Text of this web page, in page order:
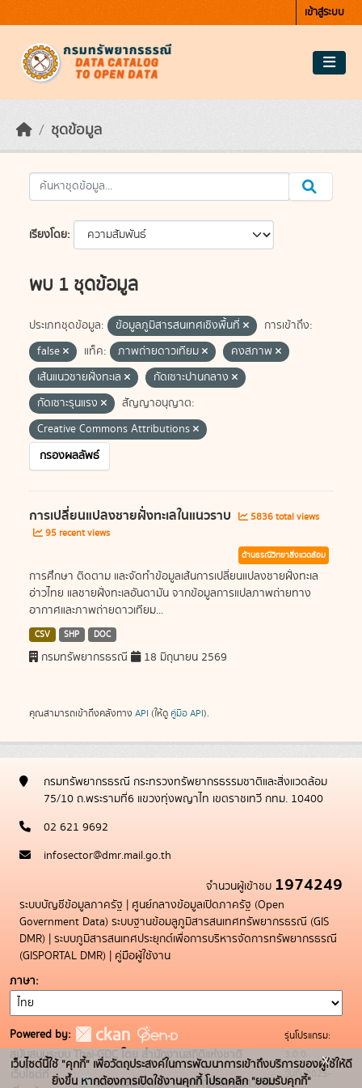
เข้าสู่ระบบ
ชุดข้อมูล
เรียงโดย
พบ 1 ชุดข้อมูล
ประเภทชุดข้อมูล: ข้อมูลภูมิสารสนเทศเชิงพื้นที่
การเข้าถึง:
false
แท็ค: ภาพถ่ายดาวเทียม
คงสภาพ
เส้นแนวชายฝั่งทะเล
กัดเซาะปานกลาง
กัดเซาะรุนแรง
สัญญาอนุญาต:
Creative Commons Attributions
กรองผลลัพธ์
การเปลี่ยนแปลงชายฝั่งทะเลในแนวราบ
5836 total views
95 recent views
ด้านธรณีวิทยาสิ่งแวดล้อม
การศึกษา ติดตาม และจัดทำข้อมูลเส้นการเปลี่ยนแปลงชายฝั่งทะเล
อ่าวไทย แลชายฝั่งทะเลอันดามัน จากข้อมูลการแปลภาพถ่ายทาง
อากาศและภาพถ่ายดาวเทียม...
CSV SHP DOC
กรมทรัพยากรธรณี 18 มิถุนายน 2569
คุณสามารถเข้าถึงคลังทาง API (ให้ดู คู่มือ API).
กรมทรัพยากรธรณี กระทรวงทรัพยากรธรรมชาติและสิ่งแวดล้อม
75/10 ถ.พระรามที่6 แขวงทุ่งพญาไท เขตราชเทวี กทม. 10400
02 621 9692
infosector@dmr.mail.go.th
จำนวนผู้เข้าชม 1974249
ระบบบัญชีข้อมูลภาครัฐ | ศูนย์กลางข้อมูลเปิดภาครัฐ (Open
Government Data) ระบบฐานข้อมลูภูมิสารสนเทศทรัพยากรธรณี (GIS
DMR) | ระบบภูมิสารสนเทศประยุกต์เพื่อการบริหารจัดการทรัพยากรธรณี
(GISPORTAL DMR) | คู่มือผู้ใช้งาน
ภาษา
Powered by:
สนับสนุนระบบ Thai-GDC โดย สำนักงานสถิติแห่งชาติ
เว็บไซต์ที่
ระบบบัญชีข้อมูลภาครัฐ
รุ่นโปรแกรม:
3.0.0
วันที่: 2025-
เว็บไซต์นี้ใช้ "คุกกี้" เพื่อวัตถุประสงค์ในการพัฒนาการเข้าถึงบริการของผู้ใช้ให้ดี
ยิ่งขึ้น หากต้องการเปิดใช้งานคุกกี้ โปรดคลิก "ยอมรับคุกกี้"
x